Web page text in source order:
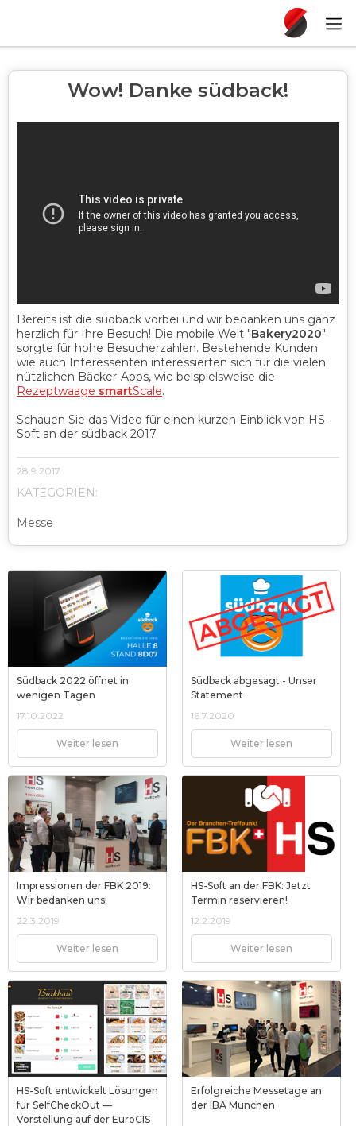
Wow! Danke südback!
Bereits ist die südback vorbei und wir bedanken uns ganz
herzlich für Ihre Besuch! Die mobile Welt "Bakery2020"
sorgte für hohe Besucherzahlen. Bestehende Kunden
wie auch Interessenten interessierten sich für die vielen
nützlichen Bäcker-Apps, wie beispielsweise die
Rezeptwaage smartScale.
Schauen Sie das Video für einen kurzen Einblick von HS-
Soft an der südback 2017.
28.9.2017
KATEGORIEN:
Messe
Südback 2022 öffnet in
wenigen Tagen
17.10.2022
Weiter lesen
Südback abgesagt - Unser
Statement
16.7.2020
Weiter lesen
Impressionen der FBK 2019:
Wir bedanken uns!
22.3.2019
Weiter lesen
HS-Soft an der FBK: Jetzt
Termin reservieren!
12.2.2019
Weiter lesen
HS-Soft entwickelt Lösungen
für SelfCheckOut —
Vorstellung auf der EuroCIS
Erfolgreiche Messetage an
der IBA München